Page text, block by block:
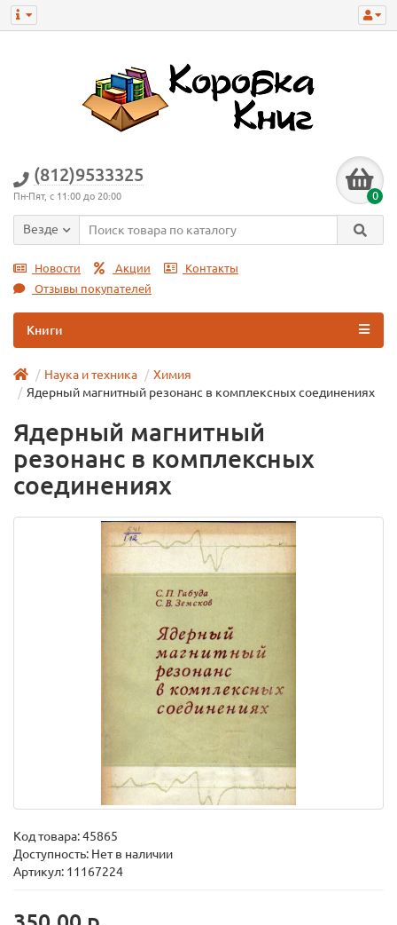
(812)9533325
Пн-Пят, с 11:00 до 20:00 0
Везде
Новости Акции
Контакты
Отзывы покупателей
Книги
Наука и техника
Химия
Ядерный магнитный резонанс в комплексных соединениях
Ядерный магнитный
резонанс в комплексных
соединениях
Код товара:45865
Доступность: Нет в наличии
Артикул: 11167224